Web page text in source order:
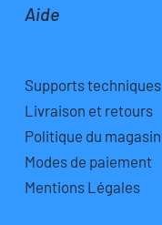
Aide
Supports techniques
Livraison et retours
Politique du magasin
Modes de paiement
Mentions Légales